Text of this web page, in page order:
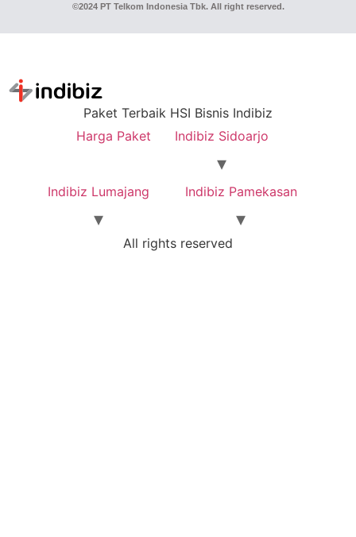
©2024 PT Telkom Indonesia Tbk. All right reserved.
Paket Terbaik HSI Bisnis Indibiz
Harga Paket
Indibiz Sidoarjo
Indibiz Lumajang Indibiz Pamekasan
All rights reserved